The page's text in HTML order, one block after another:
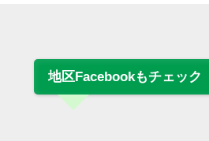
地区Facebookもチェック